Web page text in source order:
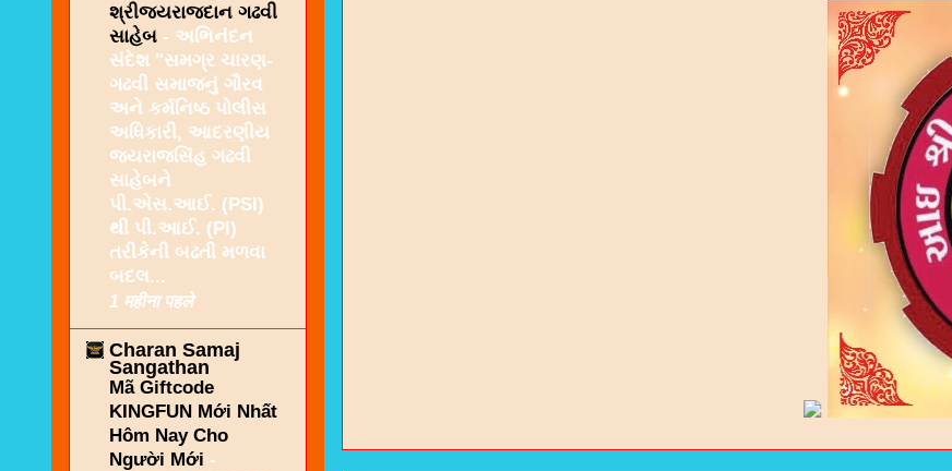
શ્રીજયરાજદાન ગઢવી
સાહેબ - અભિનંદન
સંદેશ "સમગ્ર ચારણ-
ગઢવી સમાજનું ગૌરવ
અને કર્મનિષ્ઠ પોલીસ
અધિકારી, આદરણીય
જયરાજસિંહ ગઢવી
સાહેબને
પી.એસ.આઈ. (PSI)
થી પી.આઈ. (PI)
તરીકેની બઢતી મળવા
બદલ...
1 महीना पहले
Charan Samaj
Sangathan
Mã Giftcode
KINGFUN Mới Nhất
Hôm Nay Cho
Người Mới -